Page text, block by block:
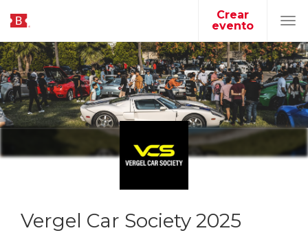
Crear
evento
Vergel Car Society 2025